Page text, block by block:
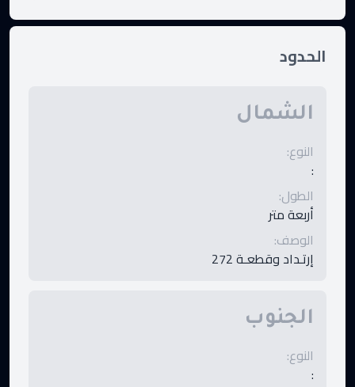
الحدود
الشمال
النوع:
:
الطول:
أربعة متر
الوصف:
إرتـداد وقطعـة 272
الجنوب
النوع:
: